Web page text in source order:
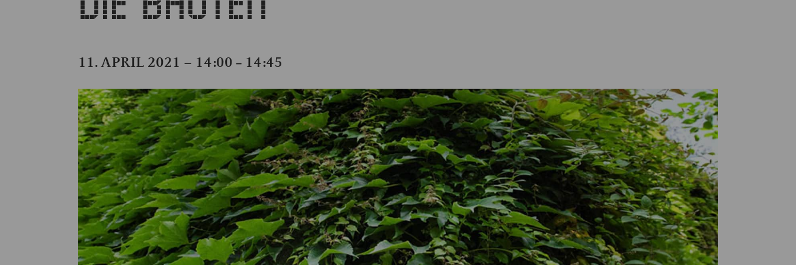
11. APRIL 2021 – 14:00 – 14:45